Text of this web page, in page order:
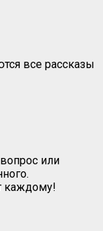
все рассказы
или
каждому!